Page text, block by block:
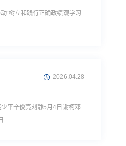
“树立和践行正确政绩观学习
2026.04.28
平辛俊亮刘静5月4日谢柯邓
...